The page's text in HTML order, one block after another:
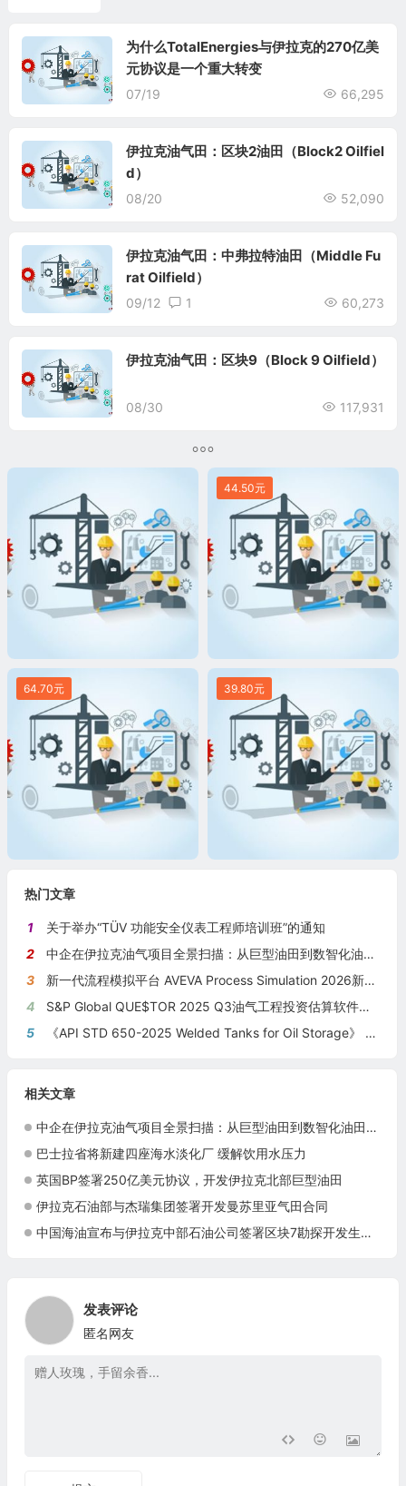
为什么TotalEnergies与伊拉克的270亿美
元协议是一个重大转变
07/19 66,295
伊拉克油气田：区块2油田（Block2 Oilfiel
d）
08/20 52,090
伊拉克油气田：中弗拉特油田（Middle Fu
rat Oilfield）
09/12 1 60,273
伊拉克油气田：区块9（Block 9 Oilfield）
08/30 117,931
44.50元
64.70元 39.80元
热门文章
1
关于举办“TÜV 功能安全仪表工程师培训班”的通知
2
中企在伊拉克油气项目全景扫描：从巨型油田到数智化油田的系统性布局
3
新一代流程模拟平台 AVEVA Process Simulation 2026新版本发布
4
S&P Global QUE$TOR 2025 Q3油气工程投资估算软件新版本发布
5
《API STD 650-2025 Welded Tanks for Oil Storage》 《钢制焊接储油罐》（中英文对照版）
相关文章
中企在伊拉克油气项目全景扫描：从巨型油田到数智化油田的系统性布局
巴士拉省将新建四座海水淡化厂 缓解饮用水压力
英国BP签署250亿美元协议，开发伊拉克北部巨型油田
伊拉克石油部与杰瑞集团签署开发曼苏里亚气田合同
中国海油宣布与伊拉克中部石油公司签署区块7勘探开发生产合同
发表评论
匿名网友